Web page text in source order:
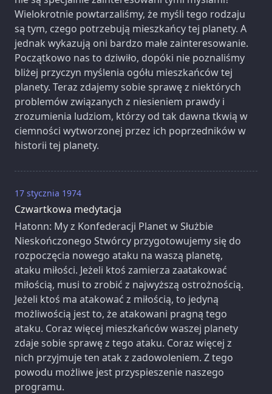
Wielokrotnie powtarzaliśmy, że myśli tego rodzaju
są tym, czego potrzebują mieszkańcy tej planety. A
jednak wykazują oni bardzo małe zainteresowanie.
Początkowo nas to dziwiło, dopóki nie poznaliśmy
bliżej przyczyn myślenia ogółu mieszkańców tej
planety. Teraz zdajemy sobie sprawę z niektórych
problemów związanych z niesieniem prawdy i
zrozumienia ludziom, którzy od tak dawna tkwią w
ciemności wytworzonej przez ich poprzedników w
historii tej planety.
17 stycznia 1974
Czwartkowa medytacja
Hatonn: My z Konfederacji Planet w Służbie
Nieskończonego Stwórcy przygotowujemy się do
rozpoczęcia nowego ataku na waszą planetę,
ataku miłości. Jeżeli ktoś zamierza zaatakować
miłością, musi to zrobić z najwyższą ostrożnością.
Jeżeli ktoś ma atakować z miłością, to jedyną
możliwością jest to, że atakowani pragną tego
ataku. Coraz więcej mieszkańców waszej planety
zdaje sobie sprawę z tego ataku. Coraz więcej z
nich przyjmuje ten atak z zadowoleniem. Z tego
powodu możliwe jest przyspieszenie naszego
programu.